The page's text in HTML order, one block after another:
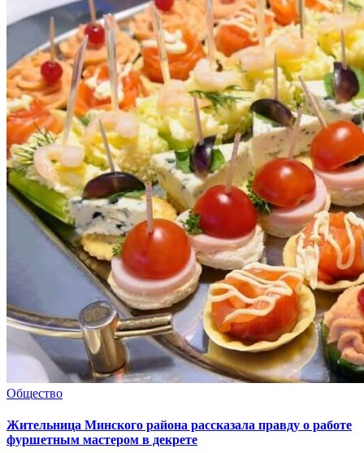
Общество
Жительница Минского района рассказала правду о работе
фуршетным мастером в декрете